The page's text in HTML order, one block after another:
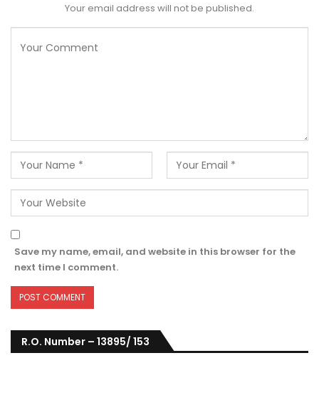
Your email address will not be published.
Save my name, email, and website in this browser for the
next time I comment.
R.O. Number – 13895/ 153